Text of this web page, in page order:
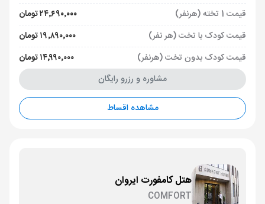
قیمت 1 تخته (هرنفر)
۲۴٬۶۹۰٬۰۰۰ تومان
قیمت کودک با تخت (هر نفر)
۱۹٬۸۹۰٬۰۰۰ تومان
قیمت کودک بدون تخت (هرنفر)
۱۴٬۹۹۰٬۰۰۰ تومان
مشاوره و رزرو رایگان
مشاهده اقساط
هتل کامفورت ایروان
COMFORT